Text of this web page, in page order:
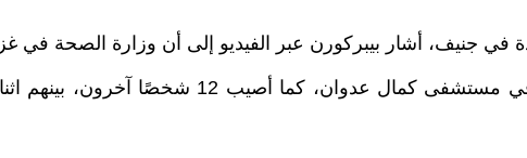
عامًا أثناء نقلها على كرسي متحرك إلى قسم الأشعة في